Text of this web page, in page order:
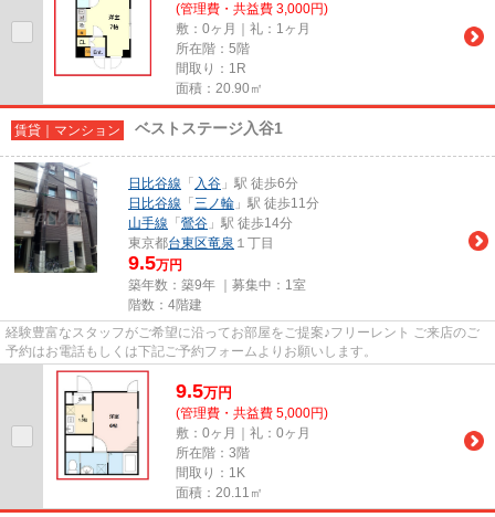
(管理費・共益費 3,000円)
敷：0ヶ月｜礼：1ヶ月
所在階：5階
間取り：1R
面積：20.90㎡
賃貸｜マンション ベストステージ入谷1
日比谷線 「 入谷 」駅 徒歩6分
日比谷線 「 三ノ輪 」駅 徒歩11分
山手線 「 鶯谷 」駅 徒歩14分
東京都台東区竜泉 １丁目
9.5万円
築年数：築9年 ｜募集中： 1室
階数：4階建
経験豊富なスタッフがご希望に沿ってお部屋をご提案♪フリーレント ご来店のご
予約はお電話もしくは下記ご予約フォームよりお願いします。
9.5万円
(管理費・共益費 5,000円)
敷：0ヶ月｜礼：0ヶ月
所在階：3階
間取り：1K
面積：20.11㎡